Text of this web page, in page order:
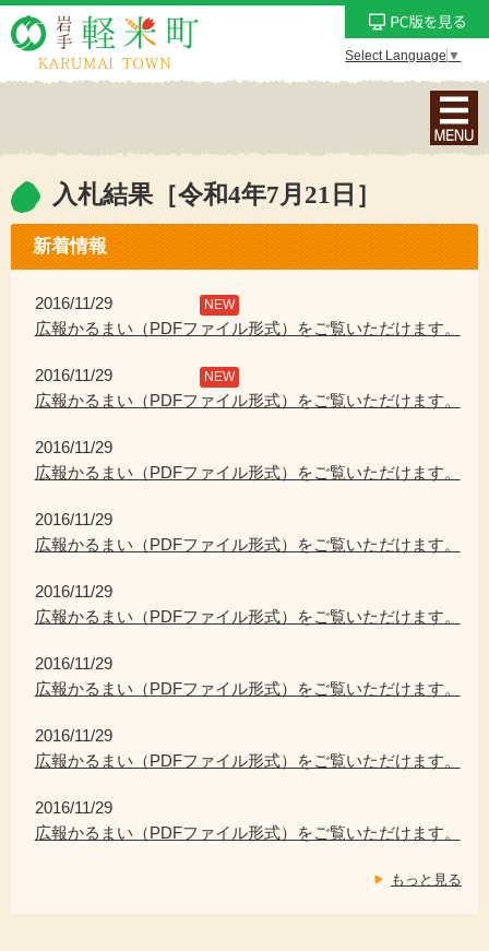
Select Language ▼
ナ
ビ
ョ
ン
ニ
を
入札結果［令和4年7月21日］
新着情報
2016/11/29 NEW
広報かるまい（PDFファイル形式）をご覧いただけます。
2016/11/29 NEW
広報かるまい（PDFファイル形式）をご覧いただけます。
2016/11/29
広報かるまい（PDFファイル形式）をご覧いただけます。
2016/11/29
広報かるまい（PDFファイル形式）をご覧いただけます。
2016/11/29
広報かるまい（PDFファイル形式）をご覧いただけます。
2016/11/29
広報かるまい（PDFファイル形式）をご覧いただけます。
2016/11/29
広報かるまい（PDFファイル形式）をご覧いただけます。
2016/11/29
広報かるまい（PDFファイル形式）をご覧いただけます。
もっと見る